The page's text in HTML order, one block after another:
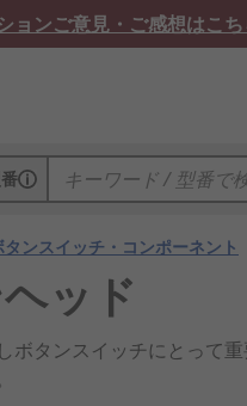
ョンご意見・ご感想はこち
ンスイッチ・コンポーネント
ッド
ボタンスイッチにとって